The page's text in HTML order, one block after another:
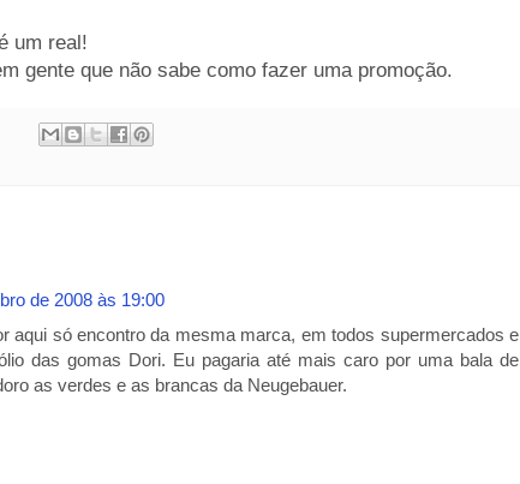
um real!
gente que não sabe como fazer uma promoção.
de 2008 às 19:00
aqui só encontro da mesma marca, em todos supermercados e
das gomas Dori. Eu pagaria até mais caro por uma bala de
as verdes e as brancas da Neugebauer.